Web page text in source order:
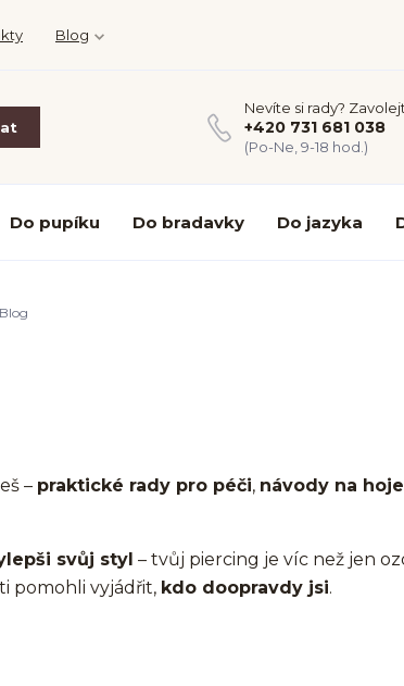
Blog
Nevíte si rady?
+420 731 681 038
(Po-Ne, 9-18 hod.)
Do pupíku Do bradavky Do jazyka
Blog
– praktické rady pro péči, návody na
svůj styl – tvůj piercing je víc než jen
pomohli vyjádřit, kdo doopravdy jsi.